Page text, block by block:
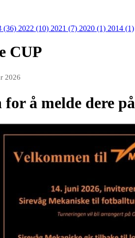
(36) 2022 (10) 2021 (7) 2020 (1) 2014 (1)
CUP
2026
å melde dere på